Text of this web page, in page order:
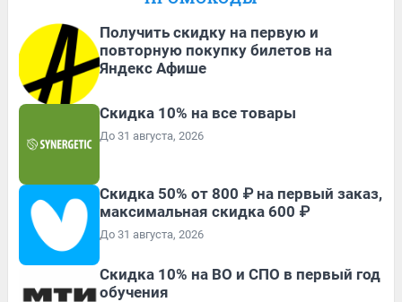
Получить скидку на первую и
повторную покупку билетов на
Яндекс Афише
Скидка 10% на все товары
До 31 августа, 2026
Скидка 50% от 800 ₽ на первый заказ,
максимальная скидка 600 ₽
До 31 августа, 2026
Скидка 10% на ВО и СПО в первый год
обучения